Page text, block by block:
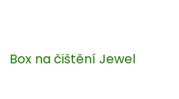
Box na čištění Jewel